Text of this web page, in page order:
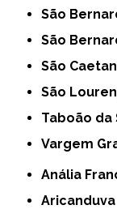
São
São
São
São
Taboão
Vargem
Anália
Aricanduva